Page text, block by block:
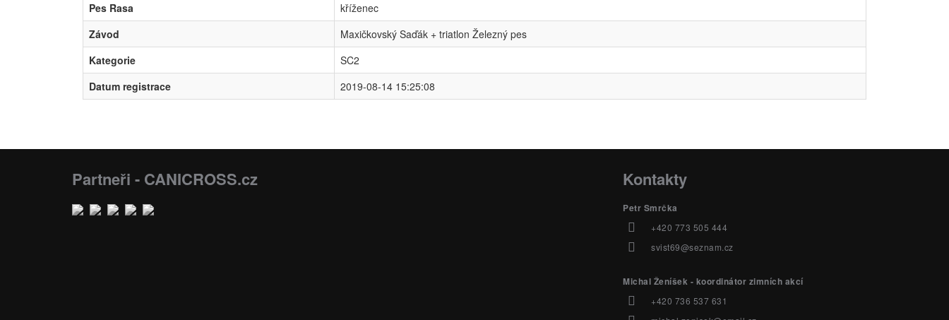
Pes Rasa
kříženec
Závod
Maxičkovský Saďák + triatlon Železný pes
Kategorie
SC2
Datum registrace
2019-08-14 15:25:08
Partneři - CANICROSS.cz Kontakty
Petr Smrčka
+420 773 505 444
svist69@seznam.cz
Michal Ženíšek - koordinátor zimních akcí
+420 736 537 631